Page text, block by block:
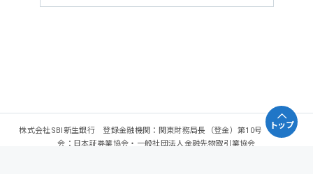
株式会社SBI新生銀行 登録金融機関：関東財務局長（登金）第10号 加入協
会：日本証券業協会・一般社団法人金融先物取引業協会
トップ